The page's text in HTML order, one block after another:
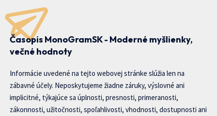
Časopis MonoGramSK - Moderné myšlienky,
večné hodnoty
Informácie uvedené na tejto webovej stránke slúžia len na
zábavné účely. Neposkytujeme žiadne záruky, výslovné ani
implicitné, týkajúce sa úplnosti, presnosti, primeranosti,
zákonnosti, užitočnosti, spoľahlivosti, vhodnosti, dostupnosti ani